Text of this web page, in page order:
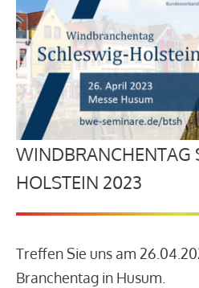
WINDBRANCHENTAG
HOLSTEIN 2023
Treffen Sie uns am
Branchentag in Husum.